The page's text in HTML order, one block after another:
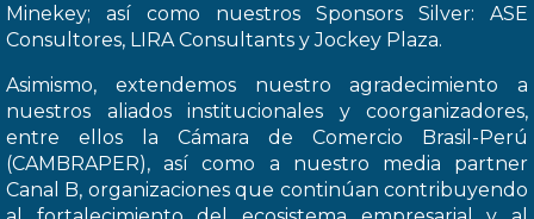
Minekey; así como nuestros Sponsors Silver: ASE
Consultores, LIRA Consultants y Jockey Plaza.
Asimismo, extendemos nuestro agradecimiento a
nuestros aliados institucionales y coorganizadores,
entre ellos la Cámara de Comercio Brasil-Perú
(CAMBRAPER), así como a nuestro media partner
Canal B, organizaciones que continúan contribuyendo